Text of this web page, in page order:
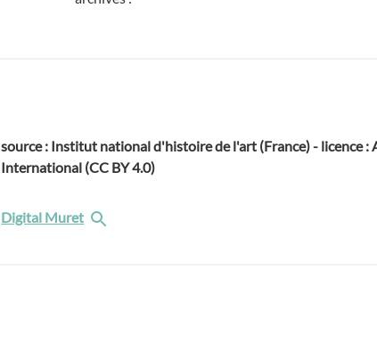
source : Institut national d'histoire de l'art (France) - licence
International (CC BY 4.0)
Digital Muret